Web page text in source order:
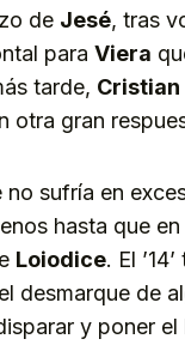
de Jesé, tras
para Viera
tarde, Cristian
otra gran
sufría en
hasta que
Loiodice. El
desmarque de
y poner